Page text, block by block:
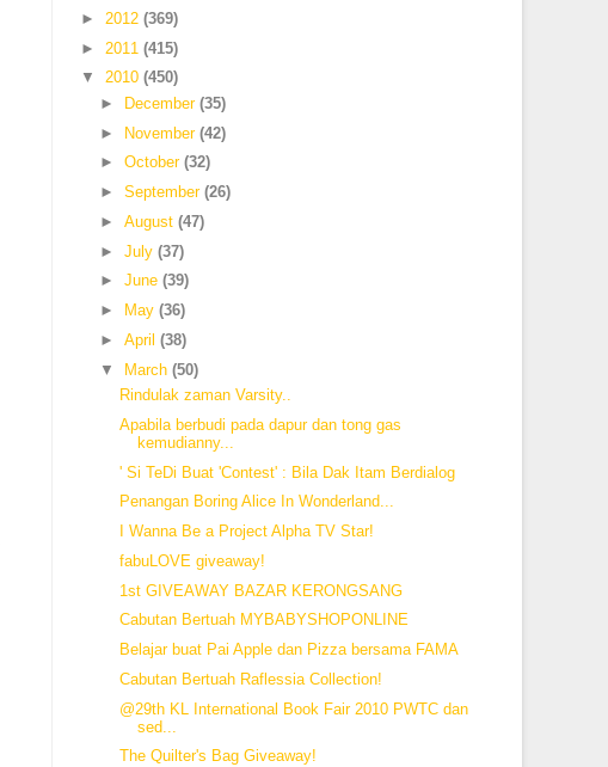
► 2012(369)
► 2011(415)
▼2010(450)
►
December (35)
► November (42)
► October (32)
► September (26)
► August (47)
► July (37)
► June (39)
►
May (36)
► April (38)
▼ March (50)
Rindulak zaman Varsity..
Apabila berbudi pada dapur dan tong gas
kemudianny...
' Si TeDi Buat 'Contest' : Bila Dak Itam Berdialog
Penangan Boring Alice In Wonderland...
I Wanna Be a Project Alpha TV Star!
fabuLOVE giveaway!
1st GIVEAWAY BAZAR KERONGSANG
Cabutan Bertuah MYBABYSHOPONLINE
Belajar buat Pai Apple dan Pizza bersama FAMA
Cabutan Bertuah Raflessia Collection!
@29th KL International Book Fair 2010 PWTC dan
sed...
The Quilter's Bag Giveaway!